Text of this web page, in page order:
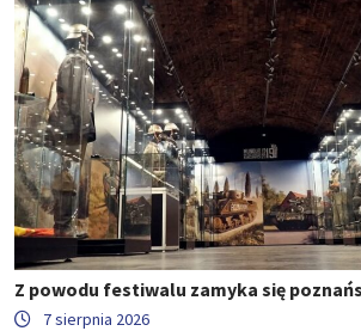
Z powodu festiwalu zamyka się
7 sierpnia 2026